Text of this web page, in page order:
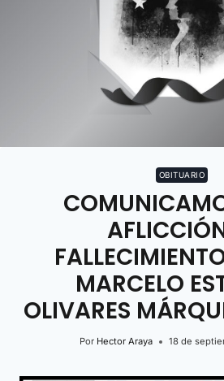
OBITUARIO
MARCELO
OLIVARES
Por Hector Araya 18 de